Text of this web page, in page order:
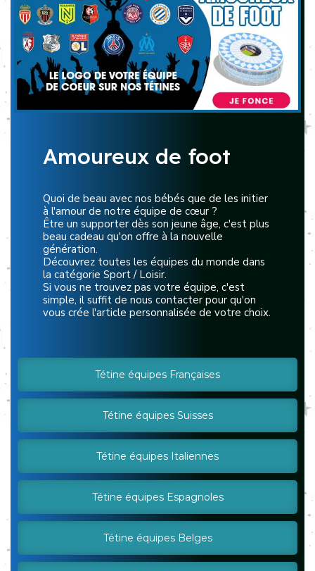
Amoureux de foot
Quoi de beau avec nos bébés que de les initier
à l'amour de notre équipe de cœur ?
Être un supporter dès son jeune âge, c'est plus
beau cadeau qu'on offre à la nouvelle
génération.
Découvrez toutes les équipes du monde dans
la catégorie Sport / Loisir.
Si vous ne trouvez pas votre équipe, c'est
simple, il suffit de nous contacter pour qu'on
vous crée l'article personnalisée de votre choix.
Tétine équipes Françaises
Tétine équipes Suisses
Tétine équipes Italiennes
Tétine équipes Espagnoles
Tétine équipes Belges